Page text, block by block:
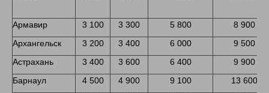
Армавир 3 100 3 300 5 800
8 900
Архангельск
3 200 3 400 6 000
9 500
Астрахань
3 400 3 600 6 400
9 900
Барнаул
4 500 4 900 9 100
13 600